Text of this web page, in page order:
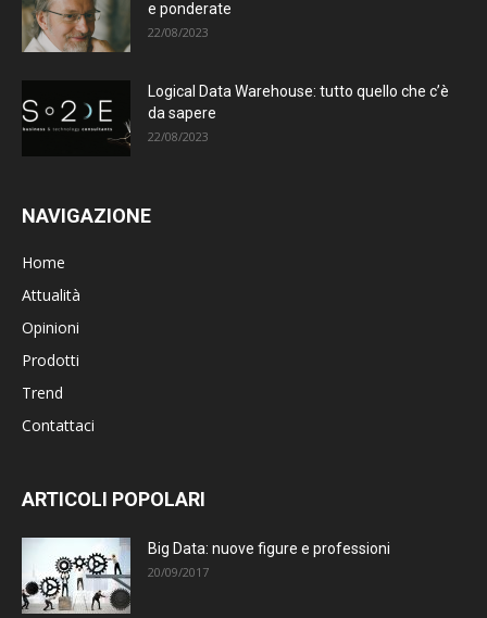
e ponderate
22/08/2023
Logical Data Warehouse: tutto quello che c’è
da sapere
22/08/2023
NAVIGAZIONE
Home
Attualità
Opinioni
Prodotti
Trend
Contattaci
ARTICOLI POPOLARI
Big Data: nuove figure e professioni
20/09/2017